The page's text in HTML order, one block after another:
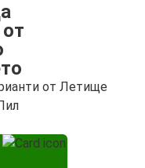
от Летище